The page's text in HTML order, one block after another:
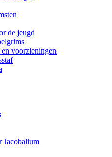
de jeugd
voorzieningen
Jacobalium